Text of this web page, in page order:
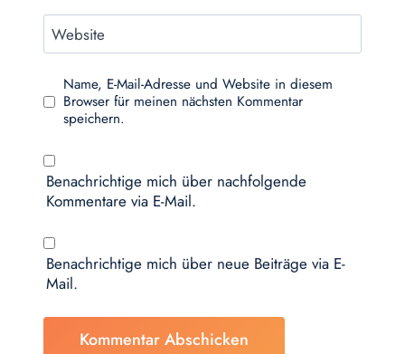
Website
Name, E-Mail-Adresse und Website in diesem
Browser für meinen nächsten Kommentar
speichern.
Benachrichtige mich über nachfolgende
Kommentare via E-Mail.
Benachrichtige mich über neue Beiträge via E-
Mail.